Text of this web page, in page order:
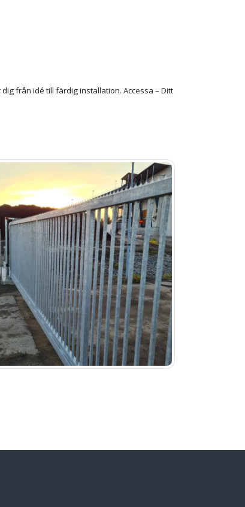
dig från idé till färdig installation. Accessa – Ditt